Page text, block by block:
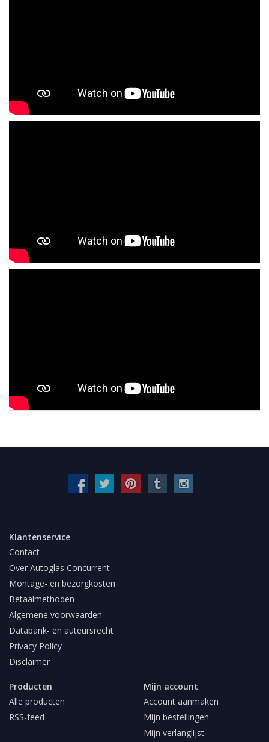
Klantenservice
Contact
Over Autoglas Concurrent
Montage- en bezorgkosten
Betaalmethoden
Algemene voorwaarden
Databank- en auteursrecht
Privacy Policy
Disclaimer
Producten
Alle producten
RSS-feed
Mijn account
Account aanmaken
Mijn bestellingen
Mijn verlanglijst